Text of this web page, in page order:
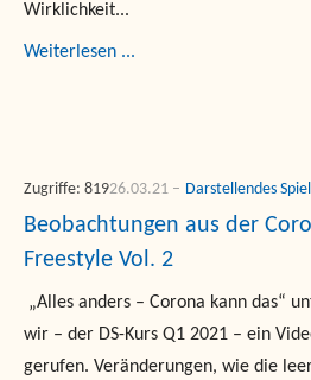
Wirklichkeit...
Weiterlesen ...
Beobachtungen aus der
Freestyle Vol. 2
„Alles anders – Corona kann das“
wir – der DS-Kurs Q1 2021 – ein
gerufen. Veränderungen, wie die
Darstellendes Spiel
26.03.21
Zugriffe: 819